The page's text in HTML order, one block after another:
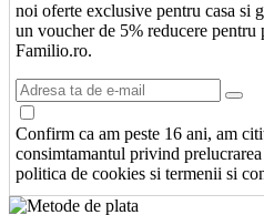
noi oferte exclusive pentru casa si
un voucher de 5% reducere pentru
Familio.ro.
Confirm ca am peste 16 ani, am
consimtamantul privind
politica de cookies si termenii si